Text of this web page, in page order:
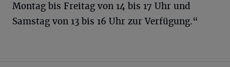
Montag bis Freitag von 14 bis 17 Uhr und
Samstag von 13 bis 16 Uhr zur Verfügung.“